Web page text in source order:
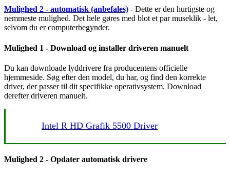
Mulighed 2 - automatisk (anbefales) - Dette er den hurtigste og
nemmeste mulighed. Det hele gøres med blot et par museklik - let,
selvom du er computerbegynder.
Mulighed 1 - Download og installer driveren manuelt
Du kan downloade lyddrivere fra producentens officielle
hjemmeside. Søg efter den model, du har, og find den korrekte
driver, der passer til dit specifikke operativsystem. Download
derefter driveren manuelt.
Intel R HD Grafik 5500 Driver
Mulighed 2 - Opdater automatisk drivere